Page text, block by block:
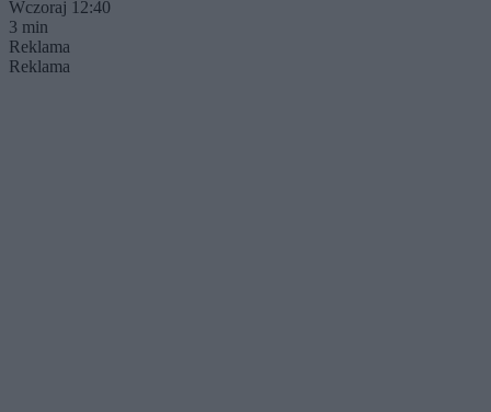
Wczoraj 12:40
3 min
Reklama
Reklama